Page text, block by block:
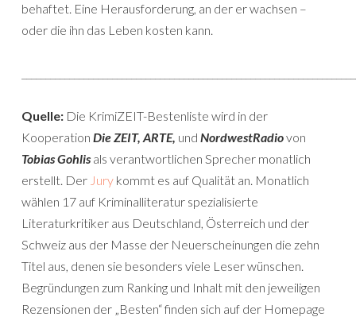
behaftet. Eine Herausforderung, an der er wachsen –
oder die ihn das Leben kosten kann.
Quelle: Die KrimiZEIT-Bestenliste wird in der
Kooperation Die ZEIT, ARTE, und NordwestRadiovon
Tobias Gohlis als verantwortlichen Sprecher monatlich
erstellt. Der Jury kommt es auf Qualität an. Monatlich
wählen 17 auf Kriminalliteratur spezialisierte
Literaturkritiker aus Deutschland, Österreich und der
Schweiz aus der Masse der Neuerscheinungen die zehn
Titel aus, denen sie besonders viele Leser wünschen.
Begründungen zum Ranking und Inhalt mit den jeweiligen
Rezensionen der „Besten“ finden sich auf der Homepage